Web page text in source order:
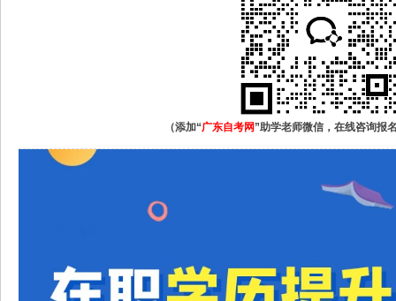
（添加“广东自考网 ”助学老师微信，在线咨询报